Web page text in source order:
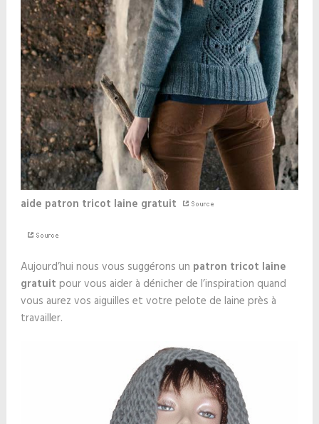
aide patron tricot laine gratuit
Aujourd’hui nous vous suggérons un patron tricot laine
gratuit pour vous aider à dénicher de l’inspiration quand
vous aurez vos aiguilles et votre pelote de laine près à
travailler.